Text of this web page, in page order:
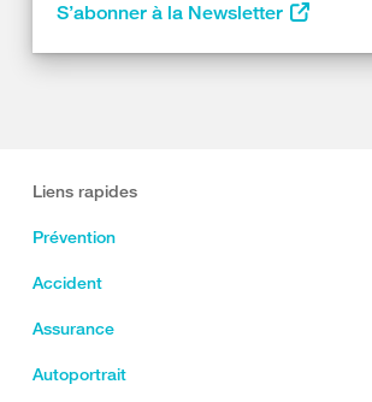
S’abonner à la Newsletter
Liens rapides
Prévention
Accident
Assurance
Autoportrait